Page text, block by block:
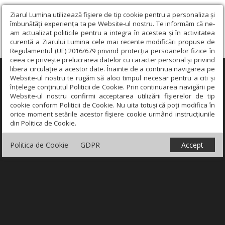
Ziarul Lumina utilizează fişiere de tip cookie pentru a personaliza și
îmbunătăți experiența ta pe Website-ul nostru. Te informăm că ne-
am actualizat politicile pentru a integra în acestea și în activitatea
curentă a Ziarului Lumina cele mai recente modificări propuse de
Regulamentul (UE) 2016/679 privind protecția persoanelor fizice în
ceea ce privește prelucrarea datelor cu caracter personal și privind
libera circulație a acestor date. Înainte de a continua navigarea pe
Website-ul nostru te rugăm să aloci timpul necesar pentru a citi și
înțelege conținutul Politicii de Cookie. Prin continuarea navigării pe
Website-ul nostru confirmi acceptarea utilizării fişierelor de tip
cookie conform Politicii de Cookie. Nu uita totuși că poți modifica în
orice moment setările acestor fişiere cookie urmând instrucțiunile
din Politica de Cookie.
Politica de Cookie GDPR Accept
×